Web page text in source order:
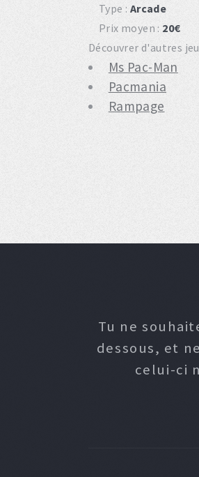
Type : Arcade
Prix moyen : 20€
Découvrer d'autres
Ms Pac-Man
Pacmania
Rampage
Tu ne
dessous, et
celui-ci